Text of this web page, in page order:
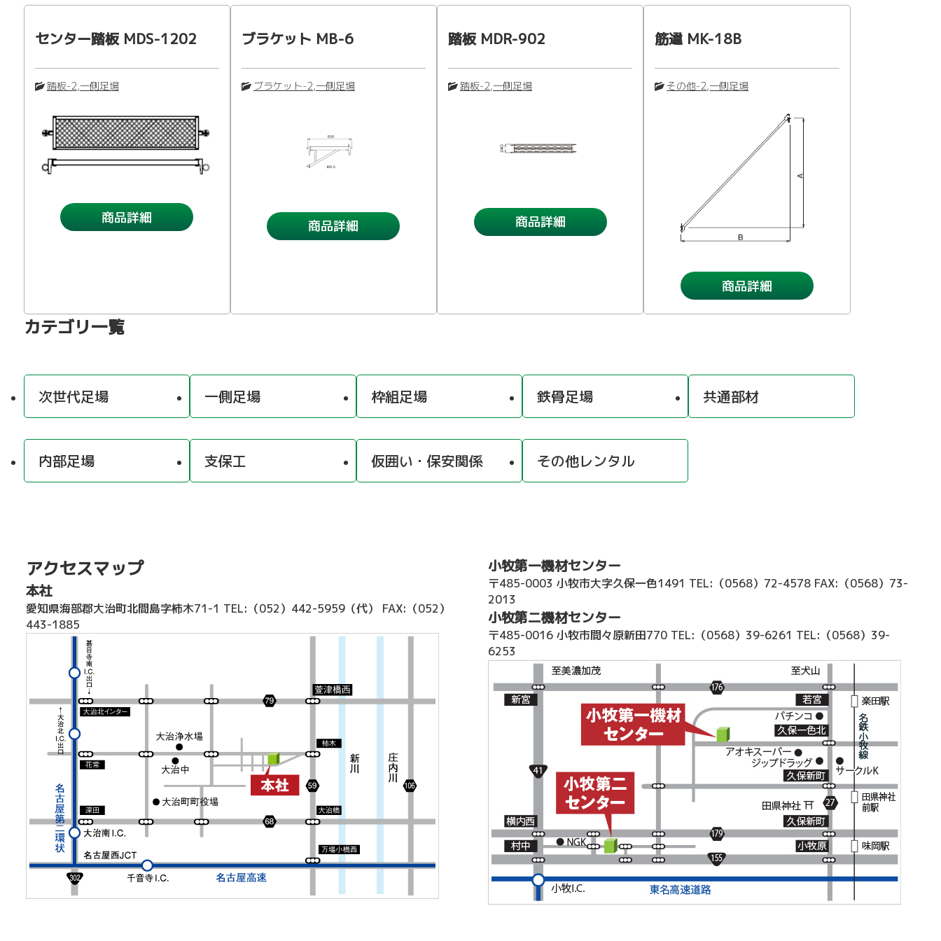
センター踏板 MDS-1202
一側足場
,
踏板-2
商品詳細
ブラケット MB-6
一側足場
,
ブラケット-2
商品詳細
踏板 MDR-902
一側足場
,
踏板-2
商品詳細
筋違 MK-18B
一側足場
,
その他-2
商品詳細
カテゴリ一覧
次世代足場 一側足場 枠組足場 鉄骨足場 共通部材
内部足場 支保工 仮囲い・保安関係 その他レンタル
アクセスマップ
本社
愛知県海部郡大治町北間島字柿木71-1 TEL:（052）442-5959（代） FAX:（052）
443-1885
小牧第一機材センター
〒485-0003 小牧市大字久保一色1491 TEL:（0568）72-4578 FAX:（0568）73-
2013
小牧第二機材センター
〒485-0016 小牧市間々原新田770 TEL:（0568）39-6261 TEL:（0568）39-
6253